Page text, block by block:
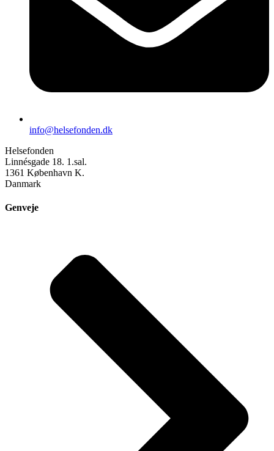
info@helsefonden.dk
Helsefonden
Linnésgade 18. 1.sal.
1361 København K.
Danmark
Genveje